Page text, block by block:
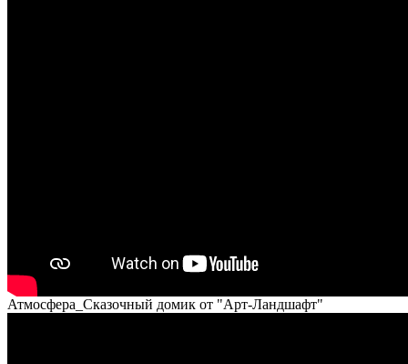
Атмосфера_Сказочный домик от "Арт-Ландшафт"